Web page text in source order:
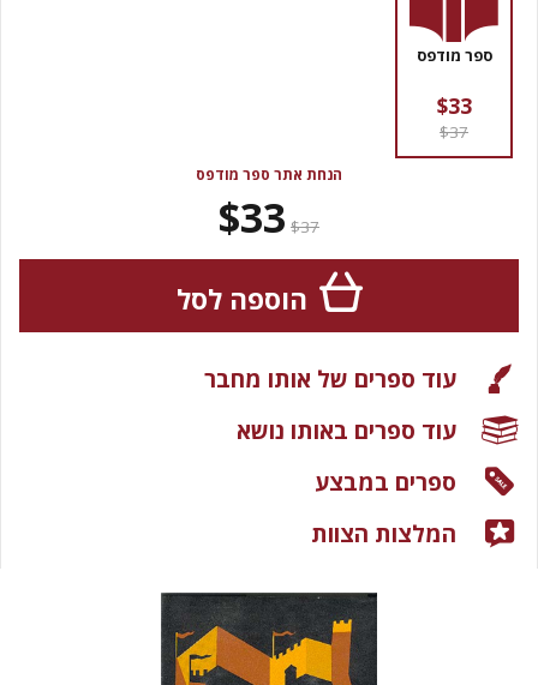
ספר מודפס
$33
$37
הנחת אתר ספר מודפס
$37
$33
הוספה לסל
עוד ספרים של אותו מחבר
עוד ספרים באותו נושא
ספרים במבצע
המלצות הצוות